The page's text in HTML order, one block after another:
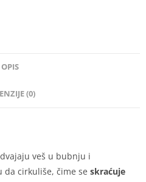
OPIS
(0)
veš u bubnju i
da cirkuliše, čime se skraćuje